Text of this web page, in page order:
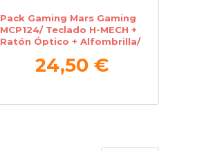
Pack Gaming Mars Gaming
MCP124/ Teclado H-MECH +
Ratón Óptico + Alfombrilla/
24,50 €